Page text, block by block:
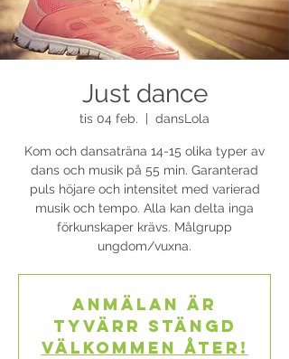
Just dance
tis 04 feb. dansLola
Kom och dansaträna 14-15 olika typer av
dans och musik på 55 min. Garanterad
puls höjare och intensitet med varierad
musik och tempo. Alla kan delta inga
förkunskaper krävs. Målgrupp
ungdom/vuxna.
Anmälan är
tyvärr stängd
Välkommen åter!